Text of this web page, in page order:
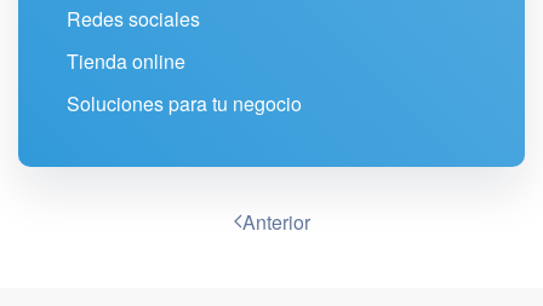
Redes sociales
Tienda online
Soluciones para tu negocio
Anterior